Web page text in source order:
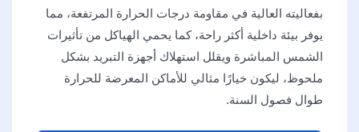
بفعاليته العالية في مقاومة درجات الحرارة المرتفعة، مما
يوفر بيئة داخلية أكثر راحة، كما يحمي الهياكل من تأثيرات
الشمس المباشرة ويقلل استهلاك أجهزة التبريد بشكل
ملحوظ، ليكون خيارًا مثالي للأماكن المعرضة للحرارة
طوال فصول السنة.